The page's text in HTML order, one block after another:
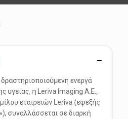
δραστηριοποιούμενη ενεργά
υγείας, η Leriva Imaging A.E.,
εταιρειών Leriva (εφεξής
συναλλάσσεται σε διαρκή